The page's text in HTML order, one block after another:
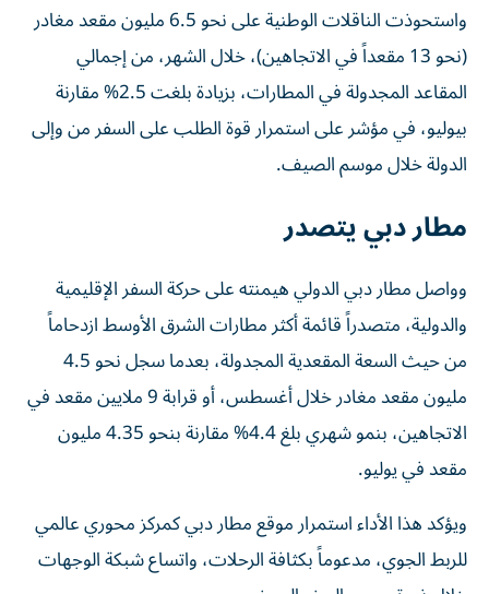
واستحوذت الناقلات الوطنية على نحو 6.5 مليون مقعد مغادر
(نحو 13 مقعداً في الاتجاهين)، خلال الشهر، من إجمالي
المقاعد المجدولة في المطارات، بزيادة بلغت 2.5% مقارنة
بيوليو، في مؤشر على استمرار قوة الطلب على السفر من وإلى
الدولة خلال موسم الصيف.
مطار دبي يتصدر
وواصل مطار دبي الدولي هيمنته على حركة السفر الإقليمية
والدولية، متصدراً قائمة أكثر مطارات الشرق الأوسط ازدحاماً
من حيث السعة المقعدية المجدولة، بعدما سجل نحو 4.5
مليون مقعد مغادر خلال أغسطس، أو قرابة 9 ملايين مقعد في
الاتجاهين، بنمو شهري بلغ 4.4% مقارنة بنحو 4.35 مليون
مقعد في يوليو.
ويؤكد هذا الأداء استمرار موقع مطار دبي كمركز محوري عالمي
للربط الجوي، مدعوماً بكثافة الرحلات، واتساع شبكة الوجهات